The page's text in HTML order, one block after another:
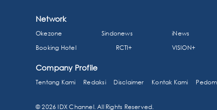
Network
Okezone Sindonews iNews
Booking Hotel
RCTI+ VISION+
Company Profile
Tentang Kami Redaksi Disclaimer Kontak Kami
© 2026 IDX Channel. All Rights Reserved.